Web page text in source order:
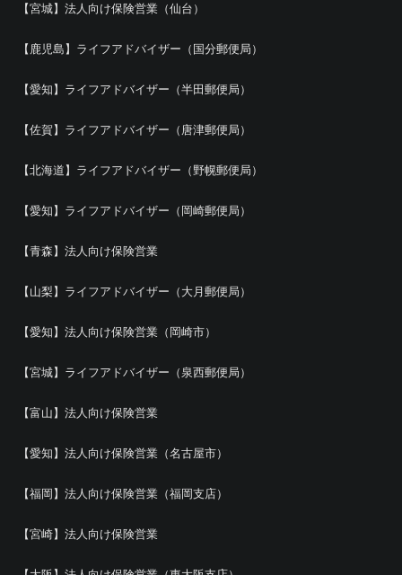
【宮城】法人向け保険営業（仙台）
【鹿児島】ライフアドバイザー（国分郵便局）
【愛知】ライフアドバイザー（半田郵便局）
【佐賀】ライフアドバイザー（唐津郵便局）
【北海道】ライフアドバイザー（野幌郵便局）
【愛知】ライフアドバイザー（岡崎郵便局）
【青森】法人向け保険営業
【山梨】ライフアドバイザー（大月郵便局）
【愛知】法人向け保険営業（岡崎市）
【宮城】ライフアドバイザー（泉西郵便局）
【富山】法人向け保険営業
【愛知】法人向け保険営業（名古屋市）
【福岡】法人向け保険営業（福岡支店）
【宮崎】法人向け保険営業